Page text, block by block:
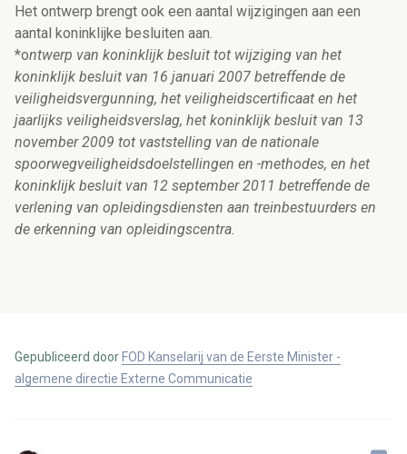
Het ontwerp brengt ook een aantal wijzigingen aan een
aantal koninklijke besluiten aan.
*ontwerp van koninklijk besluit tot wijziging van het
koninklijk besluit van 16 januari 2007 betreffende de
veiligheidsvergunning, het veiligheidscertificaat en het
jaarlijks veiligheidsverslag, het koninklijk besluit van 13
november 2009 tot vaststelling van de nationale
spoorwegveiligheidsdoelstellingen en -methodes, en het
koninklijk besluit van 12 september 2011 betreffende de
verlening van opleidingsdiensten aan treinbestuurders en
de erkenning van opleidingscentra.
Gepubliceerd door FOD Kanselarij van de Eerste Minister -
algemene directie Externe Communicatie